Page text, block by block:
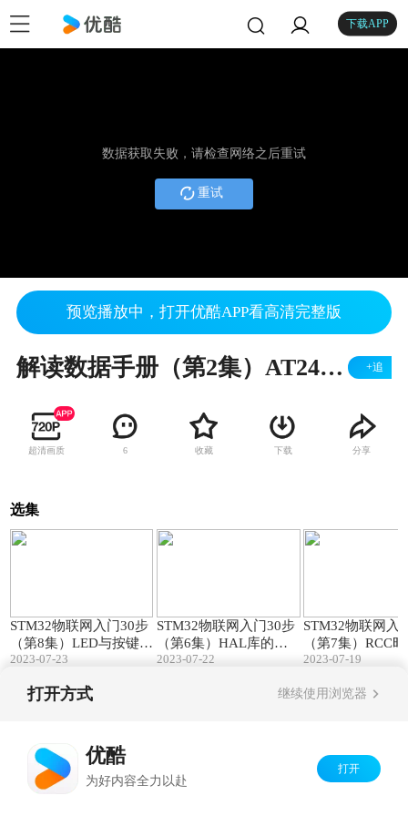
下载APP
数据获取失败，请检查网络之后重试
重试
预览播放中，打开优酷APP看高清完整版
解读数据手册（第2集）AT24C256 +追
超清画质 6 收藏 下载 分享
选集
STM32物联网入门30步
（第8集）LED与按键驱
动程序！
2023-07-23
STM32物联网入门30步
（第6集）HAL库的结
构与使用！
2023-07-22
STM32物联网入
（第7集）RCC
延时函数！
2023-07-19
打开方式 继续使用浏览器
优酷
为好内容全力以赴
打开